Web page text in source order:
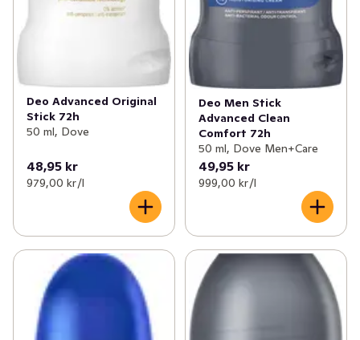
Antiperspirant Deo Stick på ren, torr hud. Håll ena
armen ovanför huvudet och applicera i lätta cirklar på
armhålan. Upprepa under den andra armen.
Oavsett om du letar efter en Deo Stick som håller dig
fräsch och väldoftande hela dagen, en duschkräm som
återfuktar huden eller ett skonsamt schampo, är Dove
produkterna utformade för att ta hand om och skydda
din hud och ditt hår.
Globalt testar Dove inte på djur och är godkänd som
Deo Advanced Original
Stick 72h
50 ml, Dove
48,95 kr
979,00 kr /l
Deo Men Stick
Advanced Clean
Comfort 72h
50 ml, Dove Men+Care
49,95 kr
999,00 kr /l